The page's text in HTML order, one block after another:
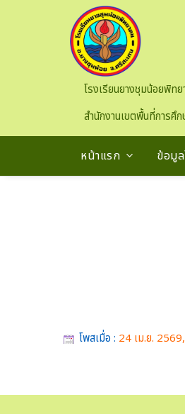
Skip to main content
โรงเรียนยางชุมน้อยพิท
สำนักงานเขตพื้นที่การศึ
หน้าแรก ข้อมู
โพสเมื่อ : 24 เม.ย.